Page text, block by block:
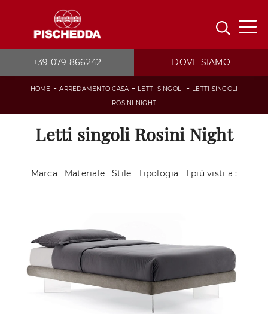
+39 079 866242 DOVE SIAMO
HOME -ARREDAMENTO CASA - LETTI SINGOLI - LETTI SINGOLI
ROSINI NIGHT
Letti singoli Rosini Night
Marca Materiale Stile Tipologia I più visti a :